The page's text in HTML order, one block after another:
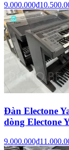
9.000.000₫
Đàn Electone
dòng Electone
9.000.000₫